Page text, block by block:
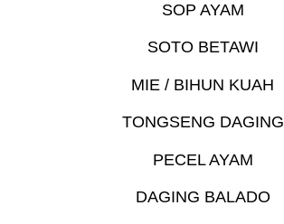
SOP AYAM
SOTO BETAWI
MIE / BIHUN KUAH
TONGSENG DAGING
PECEL AYAM
DAGING BALADO